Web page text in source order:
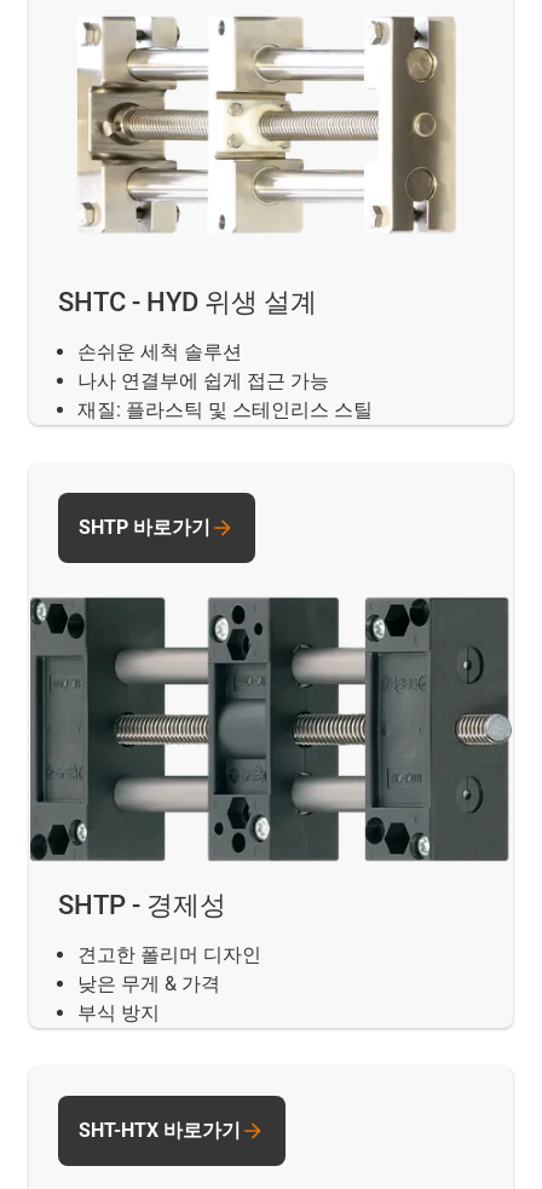
SHTC - HYD 위생 설계
손쉬운 세척 솔루션
나사 연결부에 쉽게 접근 가능
재질: 플라스틱 및 스테인리스 스틸
SHTP - 경제성
견고한 폴리머 디자인
낮은 무게 & 가격
부식 방지
SHTP 바로가기
SHT-HTX 바로가기